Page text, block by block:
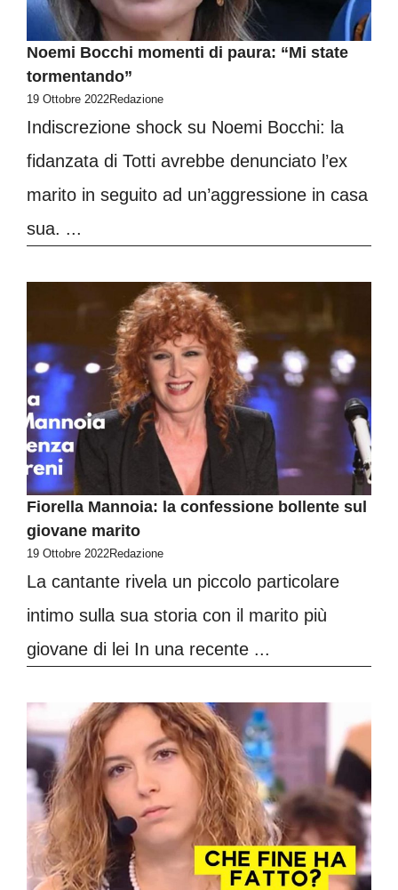
Noemi Bocchi momenti di paura: “Mi state
tormentando”
19 Ottobre 2022Redazione
Indiscrezione shock su Noemi Bocchi: la
fidanzata di Totti avrebbe denunciato l’ex
marito in seguito ad un’aggressione in casa
sua. ...
Fiorella Mannoia: la confessione bollente sul
giovane marito
19 Ottobre 2022Redazione
La cantante rivela un piccolo particolare
intimo sulla sua storia con il marito più
giovane di lei In una recente ...